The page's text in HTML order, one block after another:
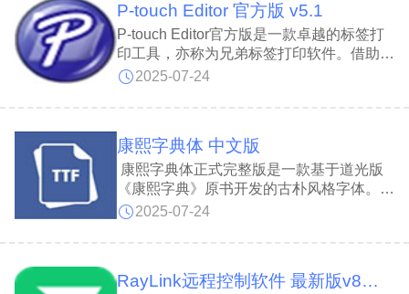
的电子系统，为自动化设备提供了高效且灵
活的编程解决方案。台达plc编程软件在
Windows平台上提供程序编辑、在线监
控、仿真调试及注释管理等一站式功能，帮
P-touch Editor 官方版 v5.1
P-touch Editor官方版是一款卓越的标签打
印工具，亦称为兄弟标签打印软件。借助P-
touch Editor，用户可便捷地批量打印各类
P-touch Editor具备强大的打印功能，支持
2025-07-24
康熙字典体 中文版
康熙字典体正式完整版是一款基于道光版
《康熙字典》原书开发的古朴风格字体。康
熙字典体正式完整版字体苍劲典雅，属于古
包装设计。康熙字典体正式完整版字体完整
参考等领域具有更广泛的应用价值。
2025-07-24
RayLink远程控制软件 最新版v8.1.5.8